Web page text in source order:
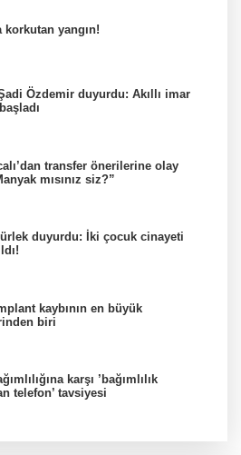
korkutan yangın!
Özdemir duyurdu: Akıllı imar
transfer önerilerine olay
mısınız siz?”
duyurdu: İki çocuk cinayeti
kaybının en büyük
biri
karşı ’bağımlılık
telefon’ tavsiyesi